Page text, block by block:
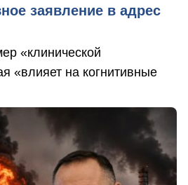
заявление в адрес
«клинической
«влияет на когнитивные